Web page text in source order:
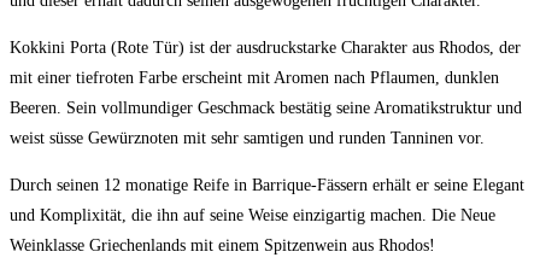
Kokkini Porta (Rote Tür) ist der ausdruckstarke Charakter aus Rhodos, der
mit einer tiefroten Farbe erscheint mit Aromen nach Pflaumen, dunklen
Beeren. Sein vollmundiger Geschmack bestätig seine Aromatikstruktur und
weist süsse Gewürznoten mit sehr samtigen und runden Tanninen vor.
Durch seinen 12 monatige Reife in Barrique-Fässern erhält er seine Elegant
und Komplixität, die ihn auf seine Weise einzigartig machen. Die Neue
Weinklasse Griechenlands mit einem Spitzenwein aus Rhodos!